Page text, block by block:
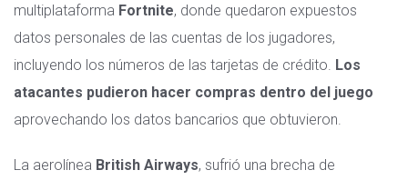
multiplataforma Fortnite, donde quedaron expuestos
datos personales de las cuentas de los jugadores,
incluyendo los números de las tarjetas de crédito. Los
atacantes pudieron hacer compras dentro del juego
aprovechando los datos bancarios que obtuvieron.
La aerolínea British Airways, sufrió una brecha de